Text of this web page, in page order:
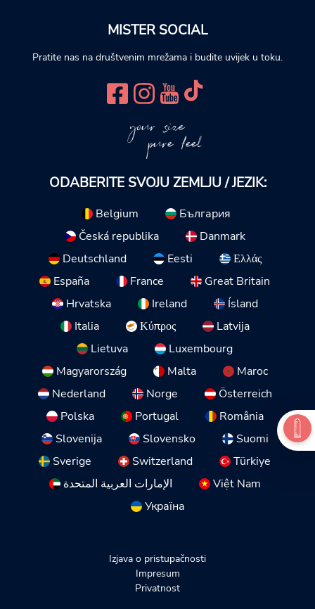
MISTER SOCIAL
Pratite nas na društvenim mrežama i budite uvijek u toku.
your size
pure feel
ODABERITE SVOJU ZEMLJU / JEZIK:
Belgium
България
Česká republika
Danmark
Deutschland
Eesti
Ελλάς
España
France
Great Britain
Hrvatska
Ireland
Ísland
Italia
Κύπρος
Latvija
Lietuva
Luxembourg
Magyarország
Malta
Maroc
Nederland
Norge
Österreich
Polska
Portugal
România
Slovenija
Slovensko
Suomi
Sverige
Switzerland
Türkiye
الإمارات العربية المتحدة
Việt Nam
Україна
Izjava o pristupačnosti
Impresum
Privatnost